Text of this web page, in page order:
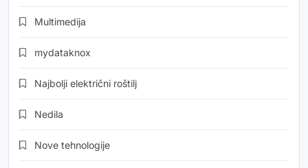
Multimedija
mydataknox
Najbolji električni roštilj
Nedila
Nove tehnologije